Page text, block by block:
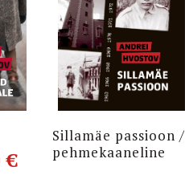
€
Sillamäe passioon /
pehmekaaneline